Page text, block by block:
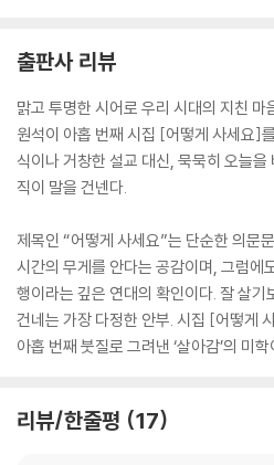
마음 셋, 낙엽 쓰는 소리
· 봄처럼
· 꽃향기
· 민들레
· 철쭉을 보다가
· 장미 때문에
· 사루비아
· 햇살 아래 부모님
· 시골 마을
· 바람이 내게
· 여름비
· 여름 냇가에서
출판사 리뷰
맑고 투명한 시어로 우리 시대의 지친 마
원석이 아홉 번째 시집 [어떻게 사세요]
식이나 거창한 설교 대신, 묵묵히 오늘
직이 말을 건넨다.
제목인 “어떻게 사세요”는 단순한 의문
시간의 무게를 안다는 공감이며, 그럼에
행이라는 깊은 연대의 확인이다. 잘 살
건네는 가장 다정한 안부. 시집 [어떻게
아홉 번째 붓질로 그려낸 ‘살아감’의 미학
리뷰/한줄평 17